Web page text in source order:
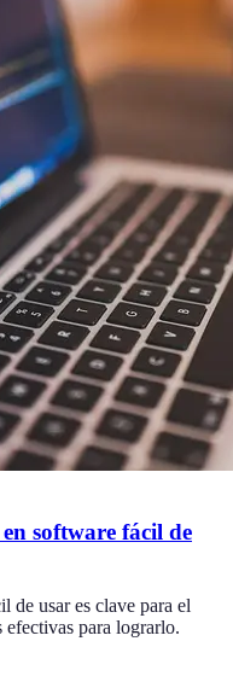
software fácil de
de usar es clave para el
para lograrlo.